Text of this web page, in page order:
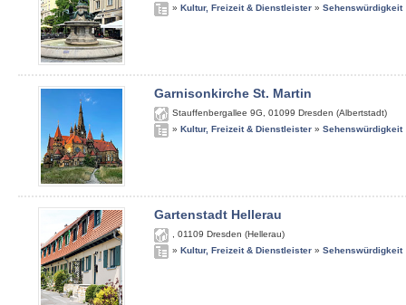
» Kultur, Freizeit & Dienstleister » Sehenswürdigkeit
Garnisonkirche St. Martin
Stauffenbergallee 9G 01099 Dresden (Albertstadt)
» Kultur, Freizeit & Dienstleister » Sehenswürdigkeit
Gartenstadt Hellerau
01109 Dresden (Hellerau)
» Kultur, Freizeit & Dienstleister » Sehenswürdigkeit